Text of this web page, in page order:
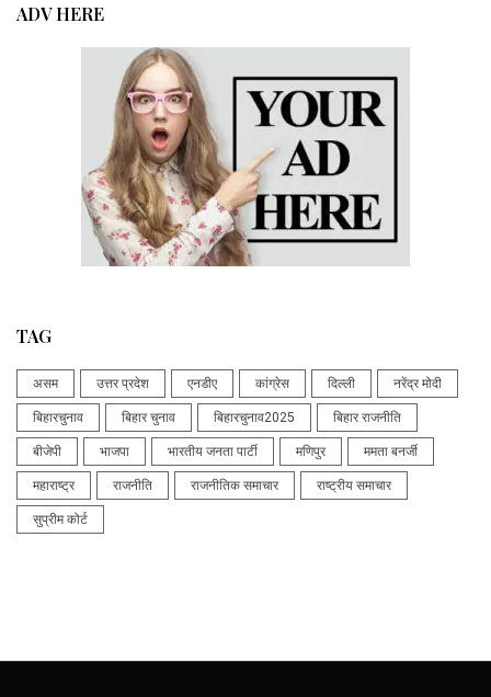
ADV HERE
TAG
असम उत्तर प्रदेश एनडीए कांग्रेस दिल्ली नरेंद्र मोदी
बिहारचुनाव बिहार चुनाव बिहारचुनाव2025 बिहार राजनीति
बीजेपी भाजपा भारतीय जनता पार्टी मणिपुर ममता बनर्जी
महाराष्ट्र राजनीति राजनीतिक समाचार राष्ट्रीय समाचार
सुप्रीम कोर्ट